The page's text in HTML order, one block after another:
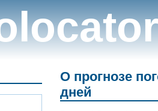
О прогнозе
дней